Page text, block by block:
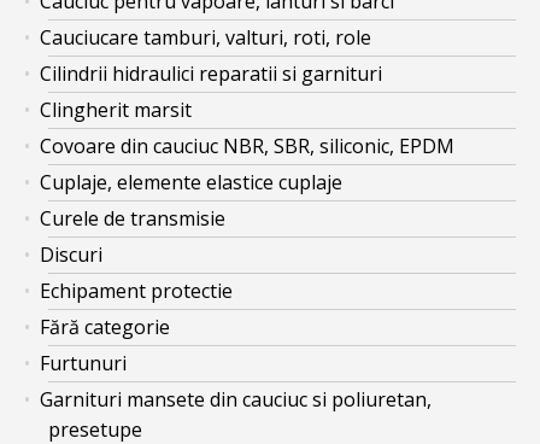
Cauciucare tamburi, valturi, roti, role
Cilindrii hidraulici reparatii si garnituri
Clingherit marsit
Covoare din cauciuc NBR, SBR, siliconic, EPDM
Cuplaje, elemente elastice cuplaje
Curele de transmisie
Discuri
Echipament protectie
Fără categorie
Furtunuri
Garnituri mansete din cauciuc si poliuretan,
presetupe